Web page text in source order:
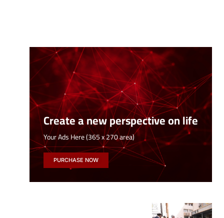
Create a new perspective on life
Your Ads Here (365 x 270 area)
PURCHASE NOW